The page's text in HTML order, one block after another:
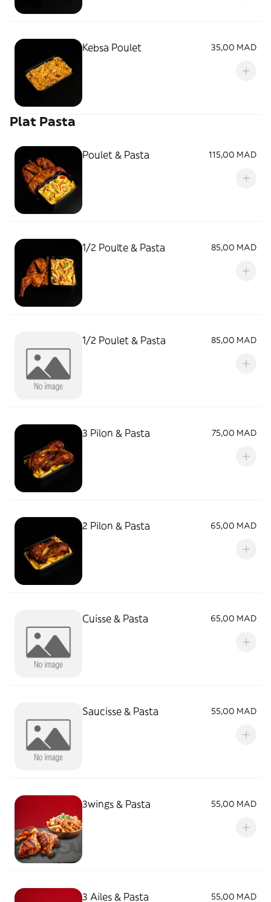
Kebsa Poulet 35,00 MAD
Plat Pasta
Poulet & Pasta 115,00 MAD
1/2 Poulte & Pasta 85,00 MAD
1/2 Poulet & Pasta 85,00 MAD
3 Pilon & Pasta 75,00 MAD
2 Pilon & Pasta 65,00 MAD
Cuisse & Pasta 65,00 MAD
Saucisse & Pasta 55,00 MAD
3wings & Pasta 55,00 MAD
3 Ailes & Pasta 55,00 MAD